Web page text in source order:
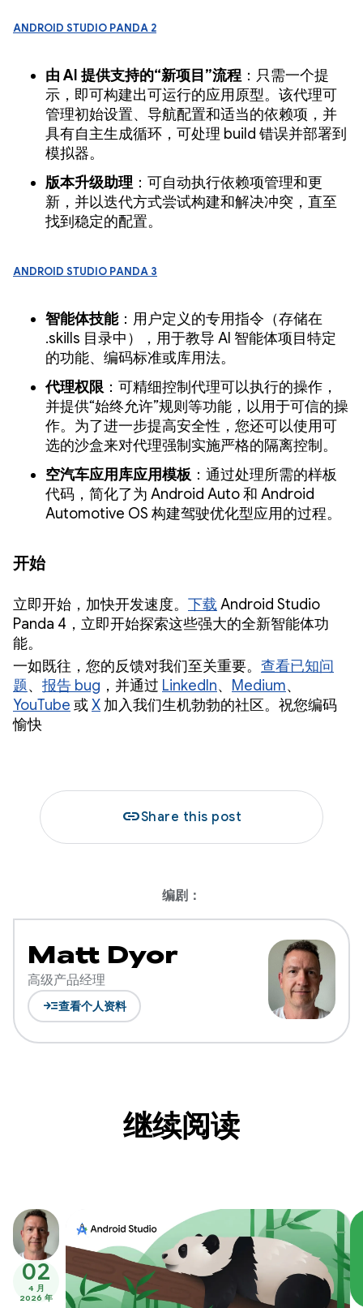
Android Studio Panda 2
由 AI 提供支持的“新项目”流程：只需一个提
示，即可构建出可运行的应用原型。该代理可
管理初始设置、导航配置和适当的依赖项，并
具有自主生成循环，可处理 build 错误并部署到
模拟器。
版本升级助理：可自动执行依赖项管理和更
新，并以迭代方式尝试构建和解决冲突，直至
找到稳定的配置。
Android Studio Panda 3
智能体技能：用户定义的专用指令（存储在
.skills 目录中），用于教导 AI 智能体项目特定
的功能、编码标准或库用法。
代理权限：可精细控制代理可以执行的操作，
并提供“始终允许”规则等功能，以用于可信的操
作。为了进一步提高安全性，您还可以使用可
选的沙盒来对代理强制实施严格的隔离控制。
空汽车应用库应用模板：通过处理所需的样板
代码，简化了为 Android Auto 和 Android
Automotive OS 构建驾驶优化型应用的过程。
开始
立即开始，加快开发速度。 下载 Android Studio
Panda 4，立即开始探索这些强大的全新智能体功
能。
一如既往，您的反馈对我们至关重要。 查看已知问
题、 报告 bug ，并通过 LinkedIn、 Medium、
YouTube 或X 加入我们生机勃勃的社区。祝您编码
愉快
linkShare this post
编剧：
Matt Dyor
高级产品经理
read_more查看个人资料
继续阅读
02
4 月
2026 年